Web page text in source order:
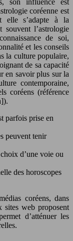
coréenne est
elle s’adapte à la
souvent l’astrologie
de soi,
et les conseils
la culture populaire,
de sa capacité
en savoir plus sur la
contemporaine,
coréens (référence
parfois prise en
peuvent tenir
d’une voie ou
des horoscopes
coréens, dans
sites web proposent
d’atténuer les